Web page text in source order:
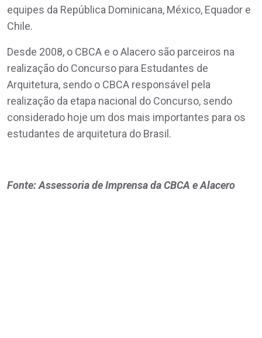
equipes da República Dominicana, México, Equador e
Chile.
Desde 2008, o CBCA e o Alacero são parceiros na
realização do Concurso para Estudantes de
Arquitetura, sendo o CBCA responsável pela
realização da etapa nacional do Concurso, sendo
considerado hoje um dos mais importantes para os
estudantes de arquitetura do Brasil.
Fonte: Assessoria de Imprensa da CBCA e Alacero